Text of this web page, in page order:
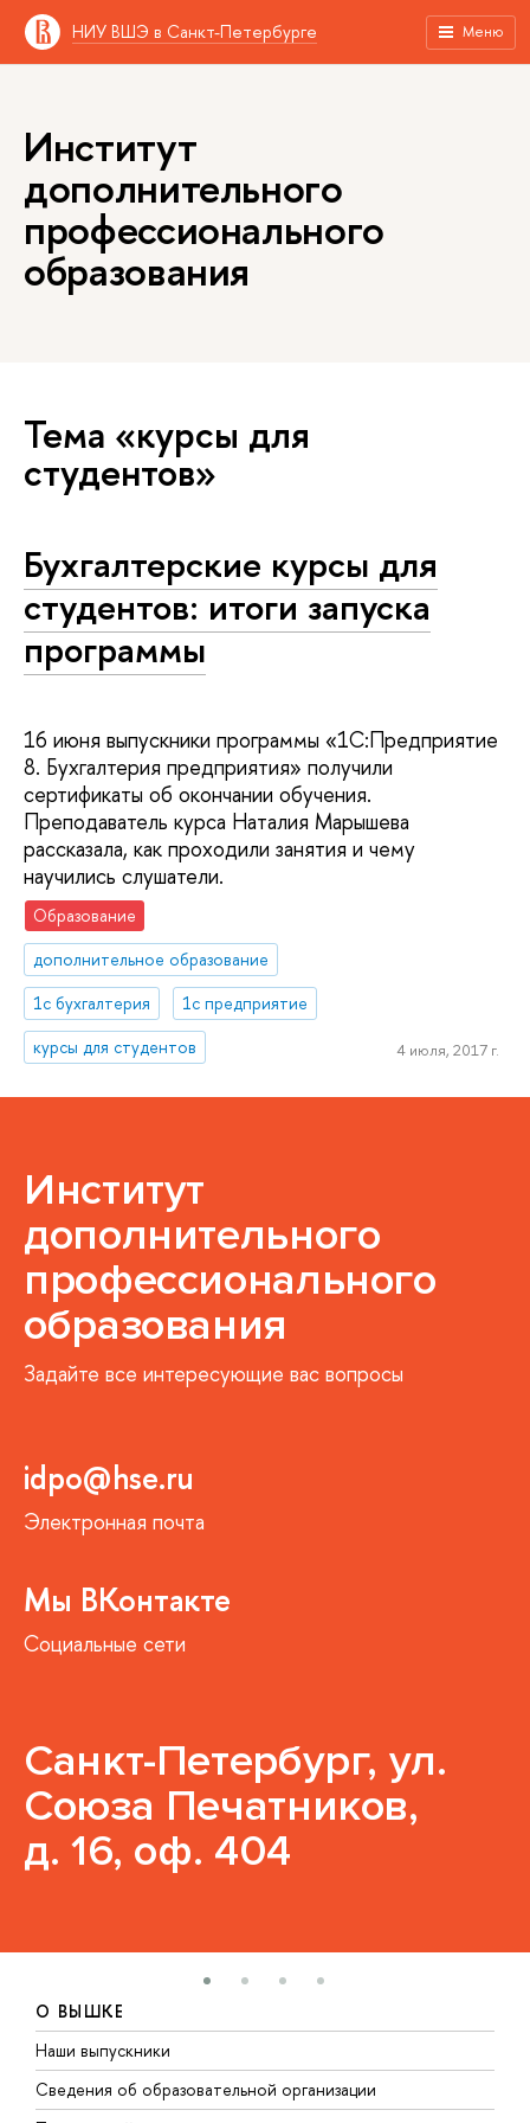
НИУ ВШЭ в Санкт-Петербурге Меню
Институт
дополнительного
профессионального
образования
Тема «курсы для
студентов»
Бухгалтерские курсы для
студентов: итоги запуска
программы
16 июня выпускники программы «1С:Предприятие
8. Бухгалтерия предприятия» получили
сертификаты об окончании обучения.
Преподаватель курса Наталия Марышева
рассказала, как проходили занятия и чему
научились слушатели.
Образование
дополнительное образование
1с бухгалтерия
1с предприятие
курсы для студентов
4 июля, 2017 г.
Институт
дополнительного
профессионального
образования
Задайте все интересующие вас вопросы
idpo@hse.ru
Электронная почта
Мы ВКонтакте
Социальные сети
Санкт-Петербург, ул.
Союза Печатников,
д. 16, оф. 404
О ВЫШКЕ
Наши выпускники
Сведения об образовательной организации